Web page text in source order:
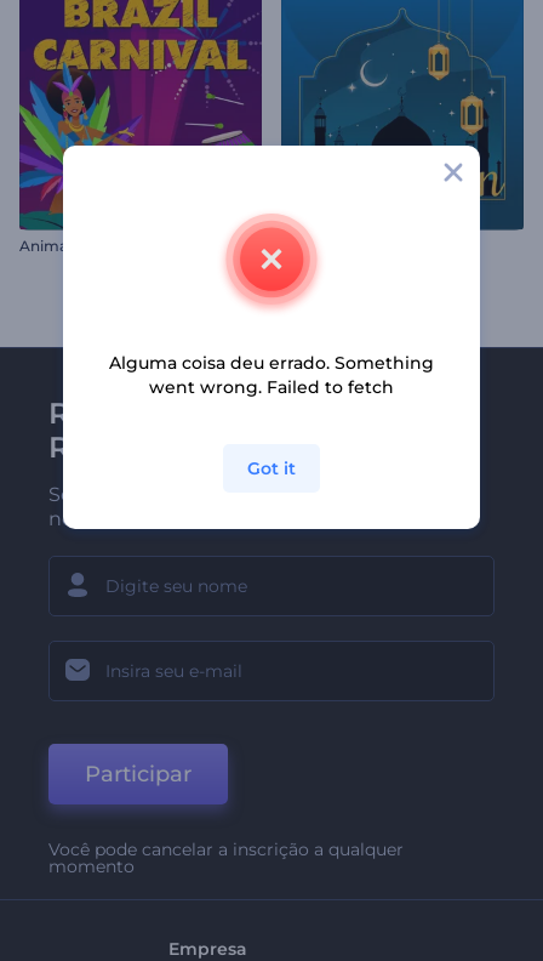
Animações de Carnaval Brasileiro Reels Animado do Ramadã
Receba a newsletter da
Renderforest
Seja um dos primeiros a receber
nossas últimas novidades e ofertas
Participar
Você pode cancelar a inscrição a qualquer
momento
Empresa
Alguma coisa deu errado. Something
went wrong. Failed to fetch
Got it